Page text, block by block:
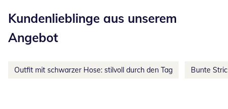
Kundenlieblinge aus unserem
Angebot
Outfit mit schwarzer Hose: stilvoll durch den Tag Bunte